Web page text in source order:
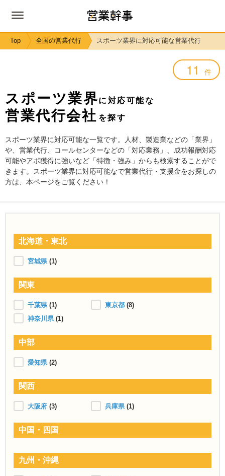
Top 全国の営業代行 スポーツ業界に対応可能な営業代行
11 件
スポーツ業界に対応可能な
営業代行会社 を探す
スポーツ業界に対応可能な一覧です。人材、製造業などの「業界」
や、営業代行、コールセンターなどの「対応業務」、成功報酬対応
可能やアポ獲得に強いなど「特徴・強み」からも検索することがで
きます。スポーツ業界に対応可能なで営業代行・支援金をお探しの
方は、本ページをご覧ください！
北海道・東北
宮城県 (1)
関東
千葉県 (1) 東京都 (8)
神奈川県 (1)
中部
愛知県 (2)
関西
大阪府 (3) 兵庫県 (1)
中国・四国
九州・沖縄